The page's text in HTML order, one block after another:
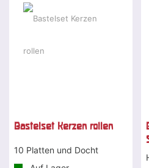
Bastelset Kerzen rollen
10 Platten und Docht